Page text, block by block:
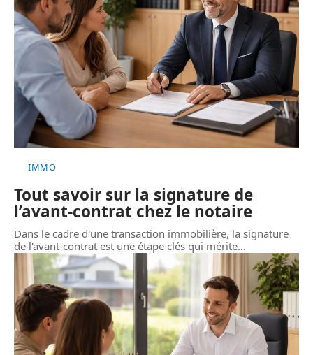
IMMO
Tout savoir sur la signature de
l’avant-contrat chez le notaire
Dans le cadre d'une transaction immobilière, la signature
de l'avant-contrat est une étape clés qui mérite…